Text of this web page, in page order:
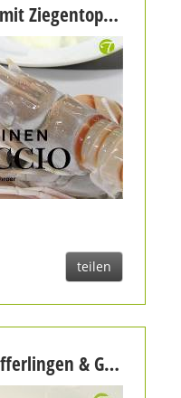
Langustinencarpaccio mit Ziegentopfen und mariniertem Paellagemüse
teilen
Tiroler Gröschtl mit Pfifferlingen & Garnelen | Traditionelles Pfannengericht neu interpretiert